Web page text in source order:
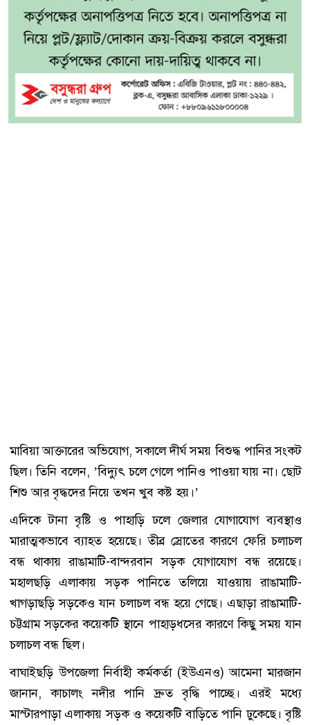
মাবিয়া আক্তারের অভিযোগ, সকালে দীর্ঘ সময় বিশুদ্ধ পানির সংকট
ছিল। তিনি বলেন, ’বিদ্যুৎ চলে গেলে পানিও পাওয়া যায় না। ছোট
শিশু আর বৃদ্ধদের নিয়ে তখন খুব কষ্ট হয়।’
এদিকে টানা বৃষ্টি ও পাহাড়ি ঢলে জেলার যোগাযোগ ব্যবস্থাও
মারাত্মকভাবে ব্যাহত হয়েছে। তীব্র স্রোতের কারণে ফেরি চলাচল
বন্ধ থাকায় রাঙামাটি-বান্দরবান সড়ক যোগাযোগ বন্ধ রয়েছে।
মহালছড়ি এলাকায় সড়ক পানিতে তলিয়ে যাওয়ায় রাঙামাটি-
খাগড়াছড়ি সড়কেও যান চলাচল বন্ধ হয়ে গেছে। এছাড়া রাঙামাটি-
চট্টগ্রাম সড়কের কয়েকটি স্থানে পাহাড়ধসের কারণে কিছু সময় যান
চলাচল বন্ধ ছিল।
বাঘাইছড়ি উপজেলা নির্বাহী কর্মকর্তা (ইউএনও) আমেনা মারজান
জানান, কাচালং নদীর পানি দ্রুত বৃদ্ধি পাচ্ছে। এরই মধ্যে
মাস্টারপাড়া এলাকায় সড়ক ও কয়েকটি বাড়িতে পানি ঢুকেছে। বৃষ্টি